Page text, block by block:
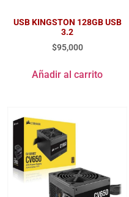
USB KINGSTON 128GB USB
3.2
$95,000
Añadir al carrito